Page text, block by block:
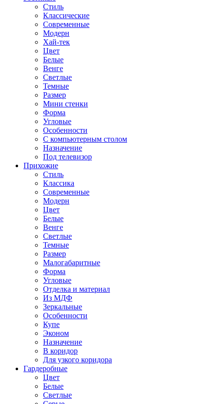
Стиль
Классические
Современные
Модерн
Хай-тек
Цвет
Белые
Венге
Светлые
Темные
Размер
Мини стенки
Форма
Угловые
Особенности
С компьютерным столом
Назначение
Под телевизор
Прихожие
Стиль
Классика
Современные
Модерн
Цвет
Белые
Венге
Светлые
Темные
Размер
Малогабаритные
Форма
Угловые
Отделка и материал
Из МДФ
Зеркальные
Особенности
Купе
Эконом
Назначение
В коридор
Для узкого коридора
Гардеробные
Цвет
Белые
Светлые